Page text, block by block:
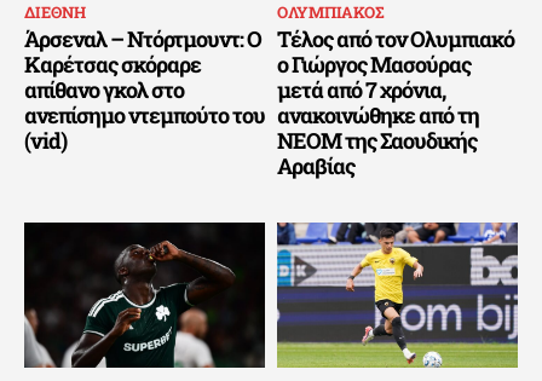
ΔΙΕΘΝΗ
Άρσεναλ – Ντόρτμουντ: Ο
Καρέτσας σκόραρε
απίθανο γκολ στο
ανεπίσημο ντεμπούτο του
(vid)
ΟΛΥΜΠΙΑΚΟΣ
Τέλος από τον Ολυμπιακό
ο Γιώργος Μασούρας
μετά από 7 χρόνια,
ανακοινώθηκε από τη
ΝΕΟΜ της Σαουδικής
Αραβίας